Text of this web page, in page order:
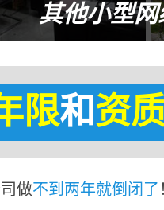
其他小型
限和资
做不到两年就倒闭了